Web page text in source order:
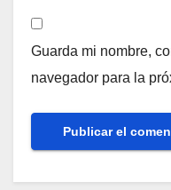
Guarda mi nombre,
navegador para la